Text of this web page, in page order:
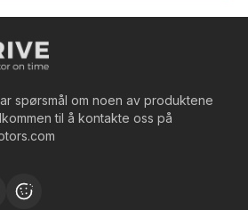
spørsmål om noen av produktene
til å kontakte oss på